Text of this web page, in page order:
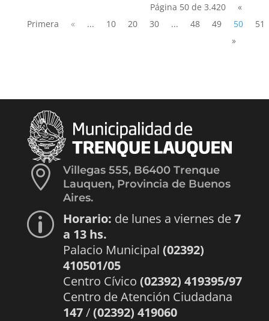
Página 50 de 3.420
«
Primera
« ... 10 20 30 ... 48 49 50
51
»

Villegas 555, B6400 Trenque
Lauquen, Provincia de Buenos
Aires.
p Horario: de lunes a viernes de7
a 13 hs.
Palacio Municipal (02392)
410501/05
Centro Cívico (02392) 419395/97
Centro de Atención Ciudadana
147/(02392) 419060